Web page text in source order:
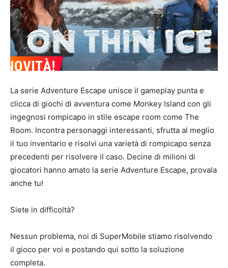
La serie Adventure Escape unisce il gameplay punta e
clicca di giochi di avventura come Monkey Island con gli
ingegnosi rompicapo in stile escape room come The
Room. Incontra personaggi interessanti, sfrutta al meglio
il tuo inventario e risolvi una varietà di rompicapo senza
precedenti per risolvere il caso. Decine di milioni di
giocatori hanno amato la serie Adventure Escape, provala
anche tu!
Siete in difficoltà?
Nessun problema, noi di SuperMobile stiamo risolvendo
il gioco per voi e postando qui sotto la soluzione
completa.